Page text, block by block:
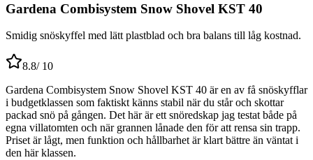
Gardena Combisystem Snow Shovel KST 40
Smidig snöskyffel med lätt plastblad och bra balans till låg kostnad.
8.8/ 10
Gardena Combisystem Snow Shovel KST 40 är en av få snöskyfflar
i budgetklassen som faktiskt känns stabil när du står och skottar
packad snö på gången. Det här är ett snöredskap jag testat både på
egna villatomten och när grannen lånade den för att rensa sin trapp.
Priset är lågt, men funktion och hållbarhet är klart bättre än väntat i
den här klassen.